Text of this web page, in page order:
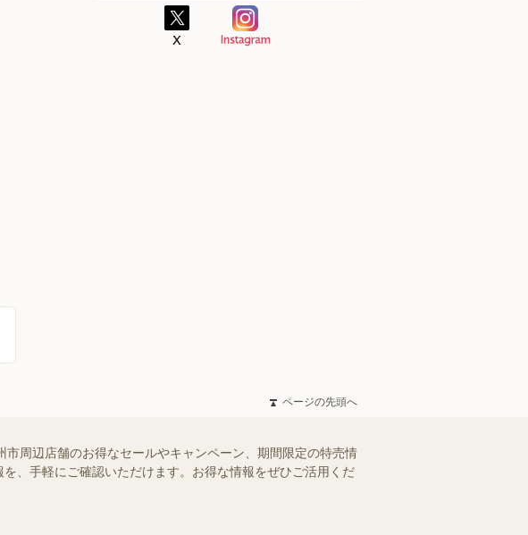
ページの先頭へ
周辺店舗のお得なセールやキャンペーン、期間限定の特売情
、手軽にご確認いただけます。お得な情報をぜひご活用くだ